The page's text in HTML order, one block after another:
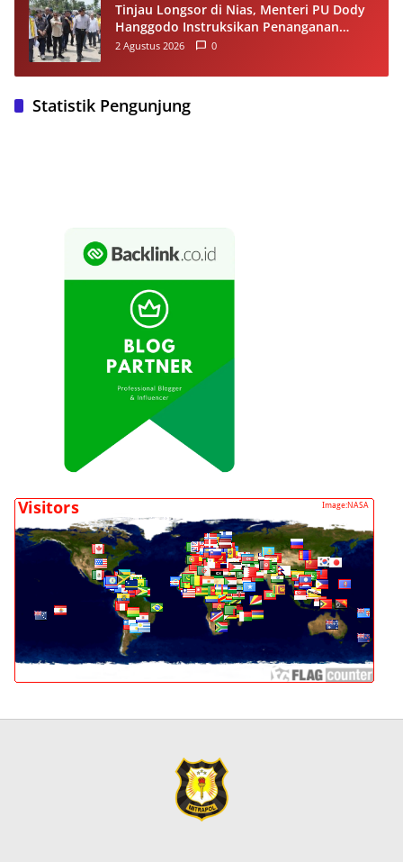
Tinjau Longsor di Nias, Menteri PU Dody
Hanggodo Instruksikan Penanganan
Komprehensif agar Kerusakan Tak
2 Agustus 2026 0
Statistik Pengunjung